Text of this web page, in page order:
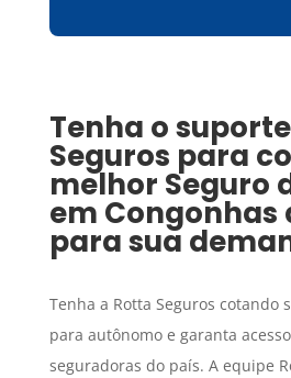
Tenha o
Seguros para
melhor Seguro
em Congonhas
para sua
Tenha a Rotta Seguros cotando
para autônomo e garanta
seguradoras do país. A equipe